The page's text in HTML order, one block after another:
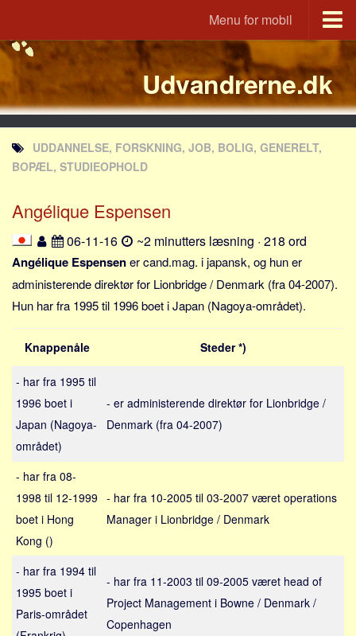
Menu for mobil
Portal
Udvandrerne.dk
Utvandrerne.no
Utvandrarna.se
Tyskland.dk
Rusland.dk
JLKM.dk
Lande
Tyrkiet
Spanien
Sverige
Norge
Thailand
Grækenland
Nøgleord
Bolig
Job
Virksomhed
Udvandrerne.dk
UDDANNELSE, FORSKNING, JOB, BOLIG, GENERELT,
BOPÆL, STUDIEOPHOLD
Angélique Espensen
06-11-16 ~2 minutters læsning · 218 ord
Angélique Espensener cand.mag. i japansk, og hun er
administerende direktør for Lionbridge / Denmark (fra 04-2007).
Hun har fra 1995 til 1996 boet i Japan (Nagoya-området).
Knappenåle Steder *)
- har fra 1995 til
1996 boet i
Japan (Nagoya-
området)
- er administerende direktør for Lionbridge /
Denmark (fra 04-2007)
- har fra 08-
1998 til 12-1999
boet i Hong
Kong ()
- har fra 10-2005 til 03-2007 været operations
Manager i Lionbridge / Denmark
- har fra 1994 til
1995 boet i
Paris-området
- har fra 11-2003 til 09-2005 været head of
Project Management i Bowne / Denmark /
Copenhagen